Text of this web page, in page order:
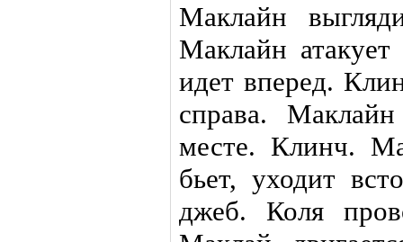
Маклайн
Маклайн
идет вперед.
справа.
месте. Клинч.
бьет, уходит
джеб. Коля